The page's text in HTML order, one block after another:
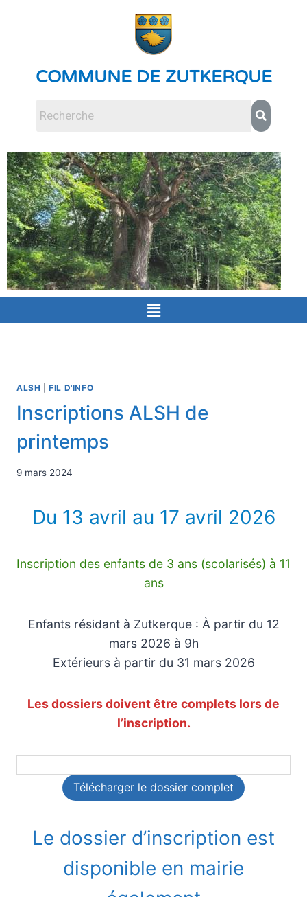
COMMUNE DE ZUTKERQUE
ALSH |FIL D'INFO
Inscriptions ALSH de
printemps
9 mars 2024
Du 13 avril au 17 avril 2026
Inscription des enfants de 3 ans (scolarisés) à 11
ans
Enfants résidant à Zutkerque : À partir du 12
mars 2026 à 9h
Extérieurs à partir du 31 mars 2026
Les dossiers doivent être complets lors de
l’inscription.
Télécharger le dossier complet
Le dossier d’inscription est
disponible en mairie